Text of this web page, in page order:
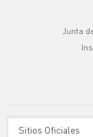
Junta